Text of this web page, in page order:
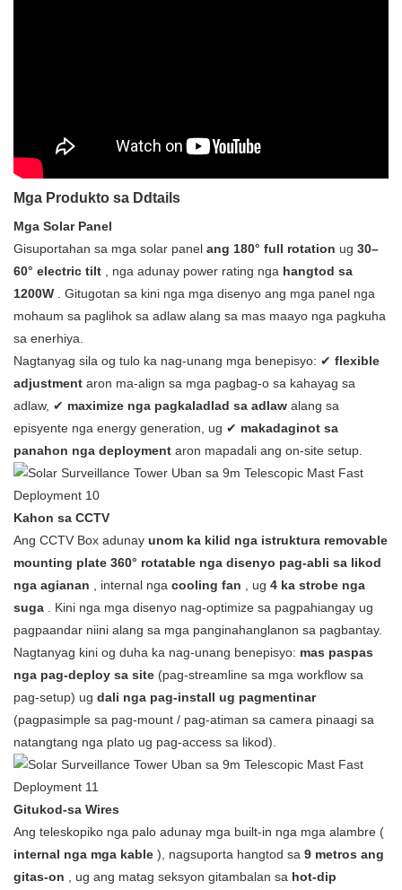
Mga Produkto sa Ddtails
Mga Solar Panel
Gisuportahan sa mga solar panel ang 180° full rotation ug 30–
60° electric tilt , nga adunay power rating nga hangtod sa
1200W . Gitugotan sa kini nga mga disenyo ang mga panel nga
mohaum sa paglihok sa adlaw alang sa mas maayo nga pagkuha
sa enerhiya.
Nagtanyag sila og tulo ka nag-unang mga benepisyo: ✔ flexible
adjustment aron ma-align sa mga pagbag-o sa kahayag sa
adlaw, ✔ maximize nga pagkaladlad sa adlaw alang sa
episyente nga energy generation, ug ✔ makadaginot sa
panahon nga deployment aron mapadali ang on-site setup.
Kahon sa CCTV
Ang CCTV Box adunay unom ka kilid nga istruktura removable
mounting plate 360° rotatable nga disenyo pag-abli sa likod
nga agianan , internal nga cooling fan , ug 4 ka strobe nga
suga . Kini nga mga disenyo nag-optimize sa pagpahiangay ug
pagpaandar niini alang sa mga panginahanglanon sa pagbantay.
Nagtanyag kini og duha ka nag-unang benepisyo: mas paspas
nga pag-deploy sa site (pag-streamline sa mga workflow sa
pag-setup) ug dali nga pag-install ug pagmentinar
(pagpasimple sa pag-mount / pag-atiman sa camera pinaagi sa
natangtang nga plato ug pag-access sa likod).
Gitukod-sa Wires
Ang teleskopiko nga palo adunay mga built-in nga mga alambre (
internal nga mga kable ), nagsuporta hangtod sa 9 metros ang
gitas-on , ug ang matag seksyon gitambalan sa hot-dip